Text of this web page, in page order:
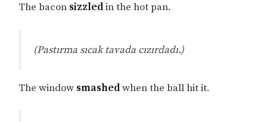
The bacon sizzledin the hot pan.
(Pastırma sıcak tavada cızırdadı.)
The window smashedwhen the ball hit it.